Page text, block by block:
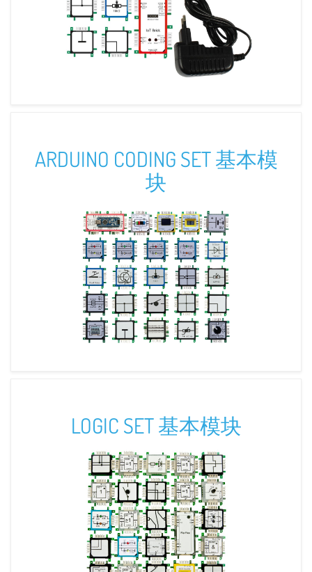
ARDUINO CODING SET 基本模
块
LOGIC SET 基本模块